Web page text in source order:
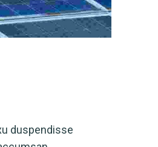
duspendisse